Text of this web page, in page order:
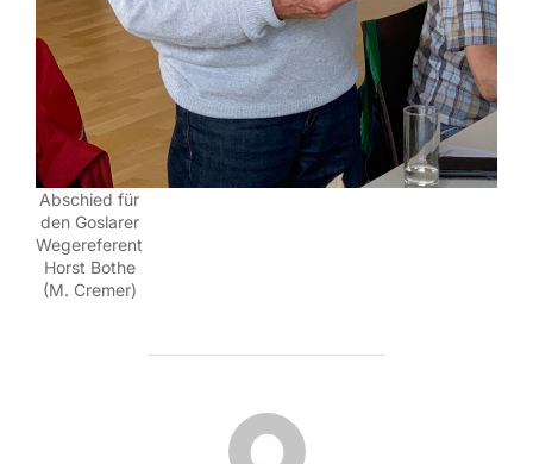
Abschied für
den Goslarer
Wegereferent
Horst Bothe
(M. Cremer)
BEITRAGSAUTOR